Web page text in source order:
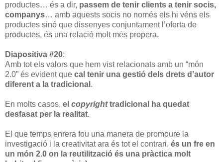
productes… és a dir, passem de tenir clients a tenir socis,
companys… amb aquests socis no només els hi véns els
productes sinó que dissenyes conjuntament l’oferta de
productes, és una relació molt més propera.
Diapositiva #20:
Amb tot els valors que hem vist relacionats amb un “món
2.0” és evident que cal tenir una gestió dels drets d’autor
diferent a la tradicional .
En molts casos, el copyrighttradicional ha quedat
desfasat per la realitat.
El que temps enrera fou una manera de promoure la
investigació i la creativitat ara és tot el contrari, és un fre en
un món 2.0 on la reutilització és una pràctica molt